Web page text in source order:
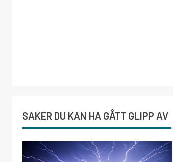
SAKER DU KAN HA GÅTT GLIPP AV